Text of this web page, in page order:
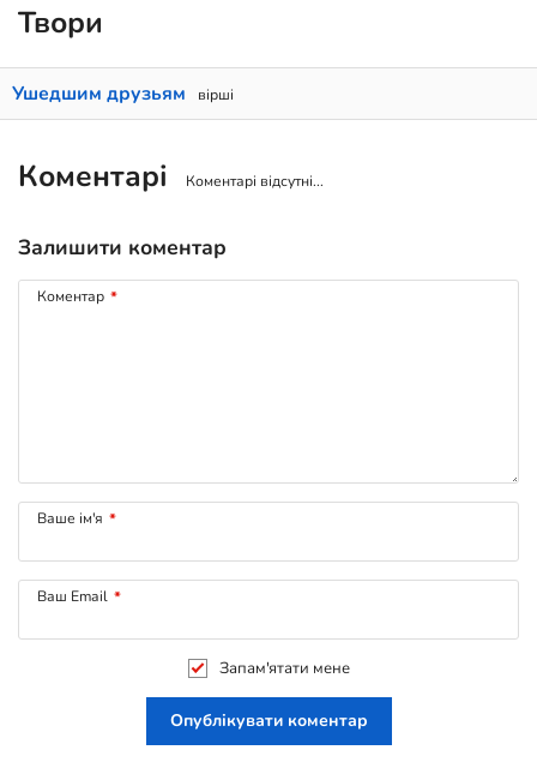
Твори
Ушедшим друзьям вірші
Коментарі Коментарі відсутні...
Залишити коментар
Коментар *
Ваше ім'я *
Ваш Email *
Запам'ятати мене
Опублікувати коментар